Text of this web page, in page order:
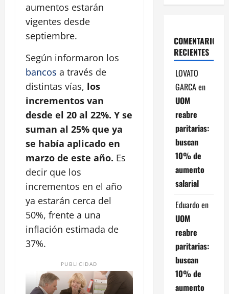
aumentos estarán
vigentes desde
septiembre.
Según informaron los
bancos a través de
distintas vías, los
incrementos van
desde el 20 al 22%. Y se
suman al 25% que ya
se había aplicado en
marzo de este año. Es
decir que los
incrementos en el año
ya estarán cerca del
50%, frente a una
inflación estimada de
37%.
PUBLICIDAD
COMENTARIOS
RECIENTES
LOVATO
GARCAen
UOM
reabre
paritarias:
buscan
10% de
aumento
salarial
Eduardo en
UOM
reabre
paritarias:
buscan
10% de
aumento